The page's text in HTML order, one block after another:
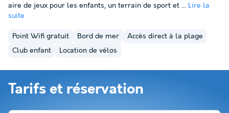
aire de jeux pour les enfants, un terrain de sport et ... Lire la
suite
Point Wifi gratuit Bord de mer
Accès direct à la plage
Club enfant
Location de vélos
Tarifs et réservation